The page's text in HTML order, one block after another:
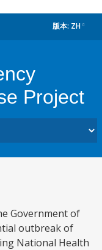
版本: ZH
Project
Government of
outbreak of
National Health